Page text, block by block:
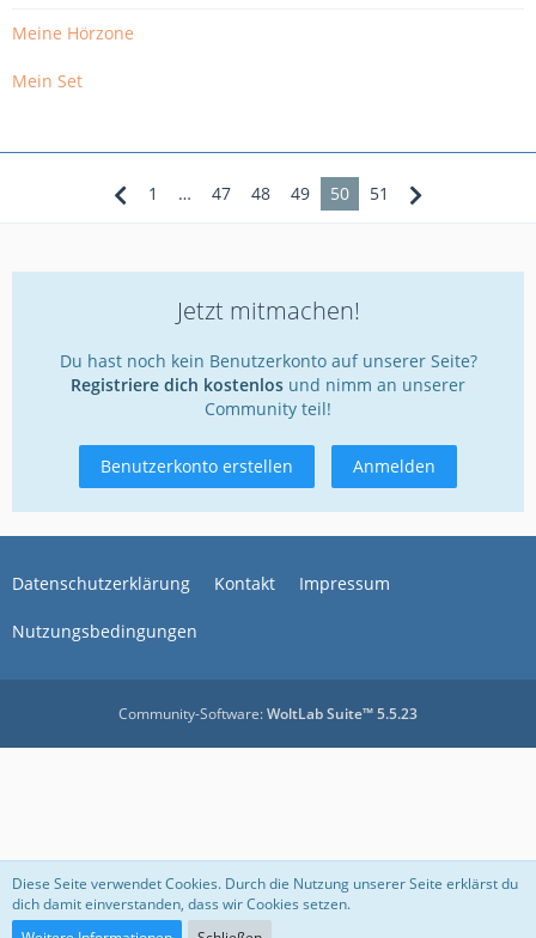
Meine Hörzone
Mein Set
1 … 47 48 49 50 51
Jetzt mitmachen!
Du hast noch kein Benutzerkonto auf unserer Seite?
Registriere dich kostenlos und nimm an unserer
Community teil!
Benutzerkonto erstellen Anmelden
Datenschutzerklärung Kontakt Impressum
Nutzungsbedingungen
Community-Software:WoltLab Suite™ 5.5.23
Diese Seite verwendet Cookies. Durch die Nutzung unserer Seite erklärst du
dich damit einverstanden, dass wir Cookies setzen.